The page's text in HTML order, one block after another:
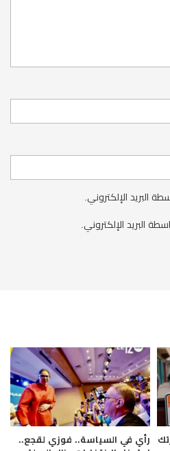
البريد الإلكتروني.
البريد الإلكتروني.
رأي في السياسة.. فوزي لقجع..